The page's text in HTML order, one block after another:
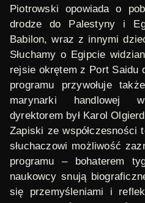
Piotrowski opowiada o
drodze do Palestyny i
Babilon, wraz z innymi
Słuchamy o Egipcie
rejsie okrętem z Port Saidu
programu przywołuje
marynarki handlowej
dyrektorem był Karol
Zapiski ze współczesności
słuchaczowi możliwość
programu – bohaterem
naukowcy snują
się przemyśleniami i